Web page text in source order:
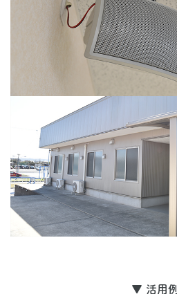
▼ 活用例